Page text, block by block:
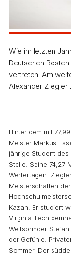
Wie im letzten
Deutschen
vertreten. Am
Alexander Ziegler
Hinter dem mit
Meister Markus
jährige Student
Stelle. Seine 74,27
Werfertagen.
Meisterschaften
Kazan. Er studiert
Virginia Tech
Weitspringer
der Gefühle.
Sommer. Der